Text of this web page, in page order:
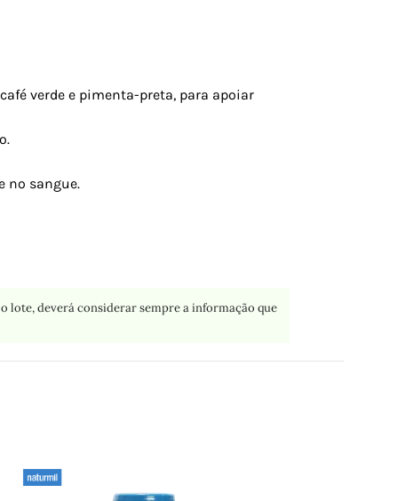
verde e pimenta-preta, para apoiar
no sangue.
deverá considerar sempre a informação que